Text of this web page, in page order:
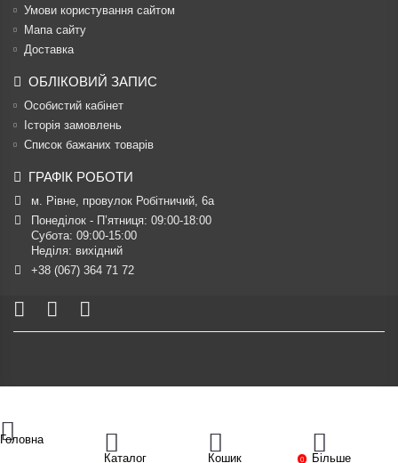
Умови користування сайтом
Мапа сайту
Доставка
ОБЛІКОВИЙ ЗАПИС
Особистий кабінет
Історія замовлень
Список бажаних товарів
ГРАФІК РОБОТИ
м. Рівне, провулок Робітничий, 6а
Понеділок - П’ятниця: 09:00-18:00
Субота: 09:00-15:00
Неділя: вихідний
+38 (067) 364 71 72
Головна
Каталог
Кошик 0 Більше